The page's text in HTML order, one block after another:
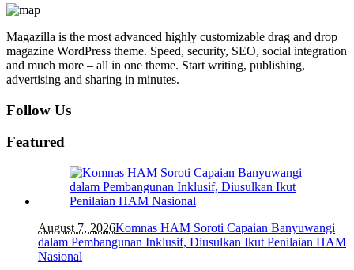
Magazilla is the most advanced highly customizable drag and drop
magazine WordPress theme. Speed, security, SEO, social integration
and much more – all in one theme. Start writing, publishing,
advertising and sharing in minutes.
Follow Us
Featured
August 7, 2026Komnas HAM Soroti Capaian Banyuwangi
dalam Pembangunan Inklusif, Diusulkan Ikut Penilaian HAM
Nasional